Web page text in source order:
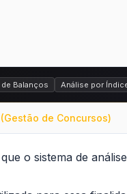
Balanços Análise por
(Gestão de Concursos)
o sistema de